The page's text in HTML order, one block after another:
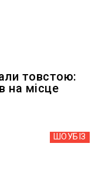
товстою:
на місце
ШОУБIЗ